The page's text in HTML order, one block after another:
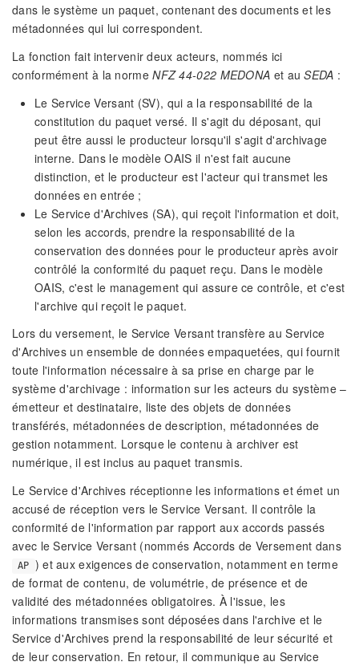
dans le système un paquet, contenant des documents et les
métadonnées qui lui correspondent.
La fonction fait intervenir deux acteurs, nommés ici
conformément à la normeNFZ 44-022 MEDONA et auSEDA :
Le Service Versant (SV), qui a la responsabilité de la
constitution du paquet versé. Il s'agit du déposant, qui
peut être aussi le producteur lorsqu'il s'agit d'archivage
interne. Dans le modèle OAIS il n'est fait aucune
distinction, et le producteur est l'acteur qui transmet les
données en entrée ;
Le Service d'Archives (SA), qui reçoit l'information et doit,
selon les accords, prendre la responsabilité de la
conservation des données pour le producteur après avoir
contrôlé la conformité du paquet reçu. Dans le modèle
OAIS, c'est le management qui assure ce contrôle, et c'est
l'archive qui reçoit le paquet.
Lors du versement, le Service Versant transfère au Service
d'Archives un ensemble de données empaquetées, qui fournit
toute l'information nécessaire à sa prise en charge par le
système d'archivage : information sur les acteurs du système –
émetteur et destinataire, liste des objets de données
transférés, métadonnées de description, métadonnées de
gestion notamment. Lorsque le contenu à archiver est
numérique, il est inclus au paquet transmis.
Le Service d'Archives réceptionne les informations et émet un
accusé de réception vers le Service Versant. Il contrôle la
conformité de l'information par rapport aux accords passés
avec le Service Versant (nommés Accords de Versement dans
AP ) et aux exigences de conservation, notamment en terme
de format de contenu, de volumétrie, de présence et de
validité des métadonnées obligatoires. À l'issue, les
informations transmises sont déposées dans l'archive et le
Service d'Archives prend la responsabilité de leur sécurité et
de leur conservation. En retour, il communique au Service